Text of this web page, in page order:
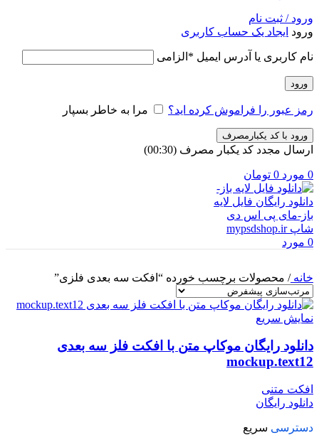
ورود / ثبت نام
ورود ایجاد یک حساب کاربری
نام کاربری یا آدرس ایمیل * الزامی
ورود
رمز عبور را فراموش کرده اید؟ مرا به خاطر بسپار
ورود با کد یکبارمصرف
ارسال مجدد کد یکبار مصرف (00:
30
)
0 مورد 0 تومان
0 مورد
خانه/ محصولات برچسب خورده “افکت سه بعدی فلزی”
نمایش سریع
دانلود رایگان موکاپ متن با افکت فلز سه بعدی
mockup.text12
افکت متنی
دانلود رایگان
دسترسی سریع